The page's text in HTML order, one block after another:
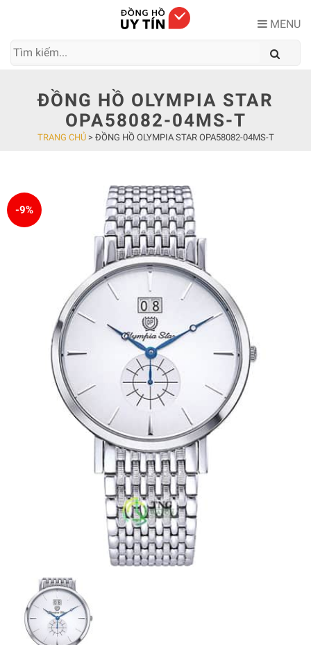
MENU
ĐỒNG HỒ OLYMPIA STAR
OPA58082-04MS-T
TRANG CHỦ> ĐỒNG HỒ OLYMPIA STAR OPA58082-04MS-T
-9%